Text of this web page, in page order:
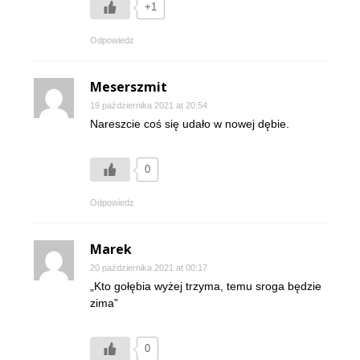
+1
Odpowiedz
Meserszmit
19 października 2021 at 20:54
Nareszcie coś się udało w nowej dębie.
0
Odpowiedz
Marek
20 października 2021 at 00:17
„Kto gołębia wyżej trzyma, temu sroga będzie
zima”
0